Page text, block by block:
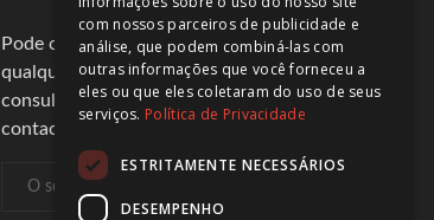
Pode cancelar a subscrição a
qualquer momento. Para tal,
consulte a nossa informação de
contacto na declaração legal.
com nossos parceiros de publicidade e
análise, que podem combiná-las com
outras informações que você forneceu a
eles ou que eles coletaram do uso de seus
serviços. Política de Privacidade
ESTRITAMENTE NECESSÁRIOS
DESEMPENHO